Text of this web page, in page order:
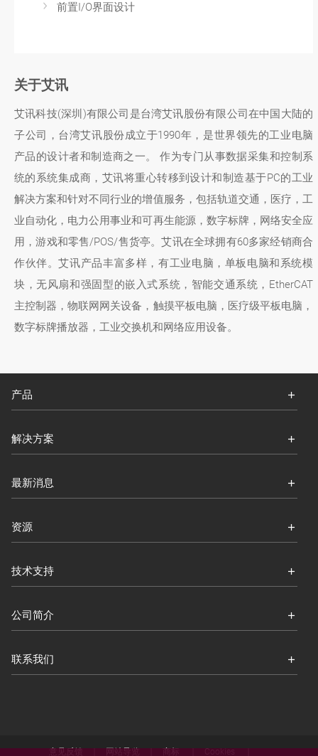
前置I/O界面设计
关于艾讯
艾讯科技(深圳)有限公司是台湾艾讯股份有限公司在中国大陆的
子公司，台湾艾讯股份成立于1990年，是世界领先的工业电脑
产品的设计者和制造商之一。 作为专门从事数据采集和控制系
统的系统集成商，艾讯将重心转移到设计和制造基于PC的工业
解决方案和针对不同行业的增值服务，包括轨道交通，医疗，工
业自动化，电力公用事业和可再生能源，数字标牌，网络安全应
用，游戏和零售/POS/售货亭。艾讯在全球拥有60多家经销商合
作伙伴。艾讯产品丰富多样，有工业电脑，单板电脑和系统模
块，无风扇和强固型的嵌入式系统，智能交通系统，EtherCAT
主控制器，物联网网关设备，触摸平板电脑，医疗级平板电脑，
数字标牌播放器，工业交换机和网络应用设备。
产品
解决方案
最新消息
资源
技术支持
公司简介
联系我们